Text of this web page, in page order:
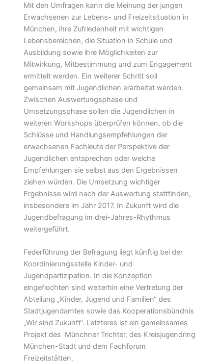
Mit den Umfragen kann die Meinung der jungen
Erwachsenen zur Lebens- und Freizeitsituation in
München, ihre Zufriedenheit mit wichtigen
Lebensbereichen, die Situation in Schule und
Ausbildung sowie ihre Möglichkeiten zur
Mitwirkung, Mitbestimmung und zum Engagement
ermittelt werden. Ein weiterer Schritt soll
gemeinsam mit Jugendlichen erarbeitet werden.
Zwischen Auswertungsphase und
Umsetzungsphase sollen die Jugendlichen in
weiteren Workshops überprüfen können, ob die
Schlüsse und Handlungsempfehlungen der
erwachsenen Fachleute der Perspektive der
Jugendlichen entsprechen oder welche
Empfehlungen sie selbst aus den Ergebnissen
ziehen würden. Die Umsetzung wichtiger
Ergebnisse wird nach der Auswertung stattfinden,
insbesondere im Jahr 2017. In Zukunft wird die
Jugendbefragung im drei-Jahres-Rhythmus
weitergeführt.
Federführung der Befragung liegt künftig bei der
Koordinierungsstelle Kinder- und
Jugendpartizipation. In die Konzeption
eingeflochten sind weiterhin eine Vertretung der
Abteilung „Kinder, Jugend und Familien“ des
Stadtjugendamtes sowie das Kooperationsbündnis
„Wir sind Zukunft“. Letzteres ist ein gemeinsames
Projekt des Münchner Trichter, des Kreisjugendring
München-Stadt und dem Fachforum
Freizeitstätten.